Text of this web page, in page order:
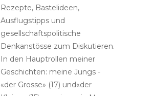
Rezepte, Bastelideen,
Ausflugstipps und
gesellschaftspolitische
Denkanstösse zum Diskutieren.
In den Hauptrollen meiner
Geschichten: meine Jungs -
«der Grosse» (17) und«der